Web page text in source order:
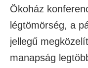
Ökoház
légtömörség, a
jellegű
manapság